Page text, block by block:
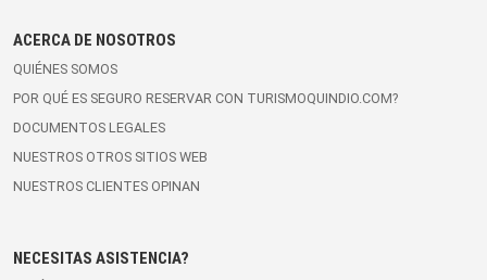
ACERCA DE NOSOTROS
QUIÉNES SOMOS
POR QUÉ ES SEGURO RESERVAR CON TURISMOQUINDIO.COM?
DOCUMENTOS LEGALES
NUESTROS OTROS SITIOS WEB
NUESTROS CLIENTES OPINAN
NECESITAS ASISTENCIA?